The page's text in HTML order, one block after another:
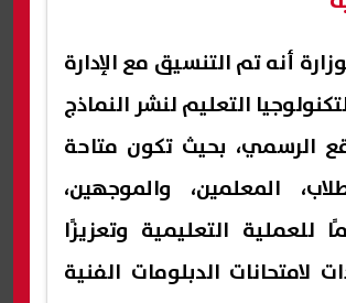
أنه تم التنسيق مع الإدارة
التعليم لنشر النماذج
الرسمي، بحيث تكون متاحة
المعلمين، والموجهين،
للعملية التعليمية وتعزيزًا
لامتحانات الدبلومات الفنية